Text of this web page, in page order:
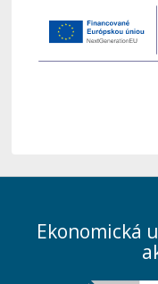
Ekonomická